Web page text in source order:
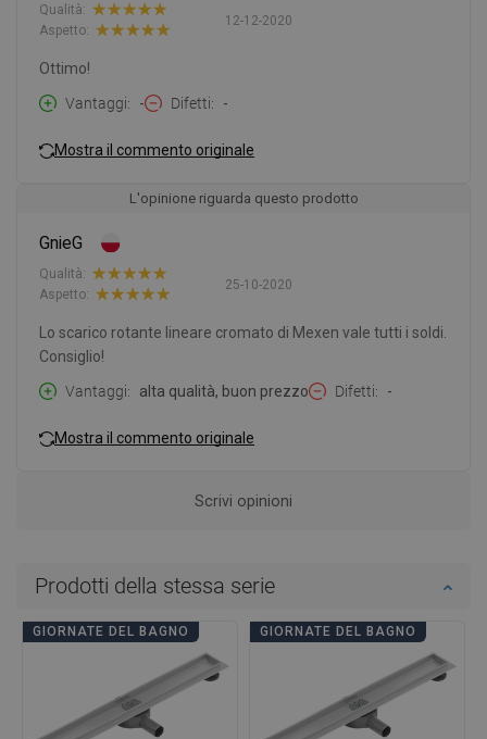
12-12-2020
Qualità:
Aspetto:
Ottimo!
Vantaggi
- Difetti -
Mostra il commento originale
L'opinione riguarda questo prodotto
GnieG
25-10-2020
Qualità:
Aspetto:
Lo scarico rotante lineare cromato di Mexen vale tutti i soldi.
Consiglio!
Vantaggi
alta qualità, buon prezzo Difetti -
Mostra il commento originale
Scrivi opinioni
Prodotti della stessa serie
GIORNATE DEL BAGNO GIORNATE DEL BAGNO